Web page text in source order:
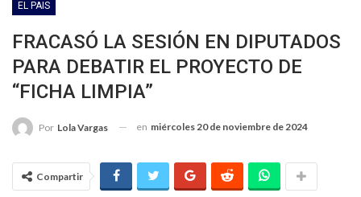
EL PAIS
FRACASÓ LA SESIÓN EN DIPUTADOS
PARA DEBATIR EL PROYECTO DE
“FICHA LIMPIA”
Por Lola Vargas en miércoles 20 de noviembre de 2024
Compartir